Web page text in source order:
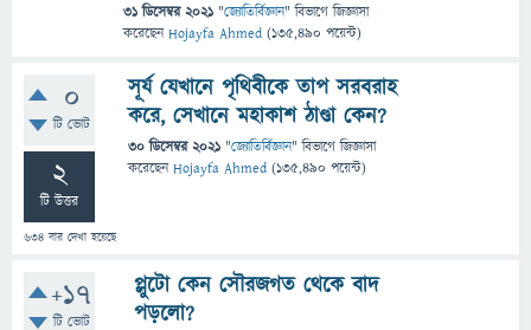
31 ডিসেম্বর 2021 "জ্যোতির্বিজ্ঞান" বিভাগে জিজ্ঞাসা
করেছেনHojayfa Ahmed (135,490 পয়েন্ট)
0
টি ভোট
2
টি উত্তর
634 বার দেখা হয়েছে
সূর্য যেখানে পৃথিবীকে তাপ সরবরাহ
করে, সেখানে মহাকাশ ঠাণ্ডা কেন?
30 ডিসেম্বর 2021 "জ্যোতির্বিজ্ঞান" বিভাগে জিজ্ঞাসা
করেছেনHojayfa Ahmed (135,490 পয়েন্ট)
+17
টি ভোট
প্লুটো কেন সৌরজগত থেকে বাদ
পড়লো?